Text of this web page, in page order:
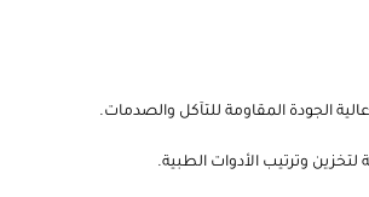
الجودة المقاومة للتآكل والصدمات.
وترتيب الأدوات الطبية.